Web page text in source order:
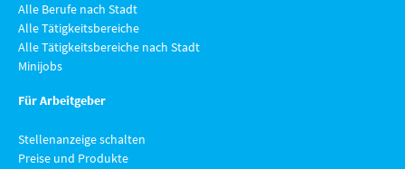
Alle Berufe nach Stadt
Alle Tätigkeitsbereiche
Alle Tätigkeitsbereiche nach Stadt
Minijobs
Für Arbeitgeber
Stellenanzeige schalten
Preise und Produkte